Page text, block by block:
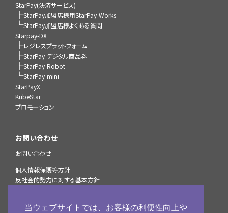
StarPay(決済サービス)
├StarPay加盟店様用StarPay-Works
└StarPay加盟店様よくある質問
Starpay-DX
├レジレスプラットフォーム
├StarPay-デジタル商品券
├StarPay-Robot
└StarPay-mini
StarPayX
KubeStar
プロモ―ション
お問い合わせ
お問い合わせ
個人情報保護等方針
反社会的勢力に対する基本方針
加盟店様へのお知らせ
当ウェブサイトでは、お客様の利便性向上や